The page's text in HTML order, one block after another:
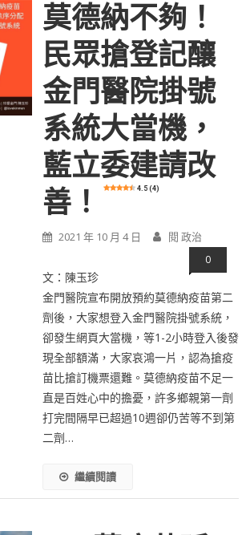
莫德納不夠！
民眾搶登記釀
金門醫院掛號
系統大當機，
藍立委建請改
善！
4.5 (4)
2021 年 10 月 4 日 閱 政治
0
文：陳玉珍
金門醫院宣布開放預約莫德納疫苗第二
劑後，大家想登入金門醫院掛號系統，
卻發生網頁大當機，等1-2小時登入後發
現全部額滿，大家哀鴻一片，認為搶疫
苗比搶訂機票還難。莫德納疫苗不足一
直是百姓心中的擔憂，許多鄉親第一劑
打完間隔早已超過10週卻仍苦等不到第
二劑…
繼續閱讀